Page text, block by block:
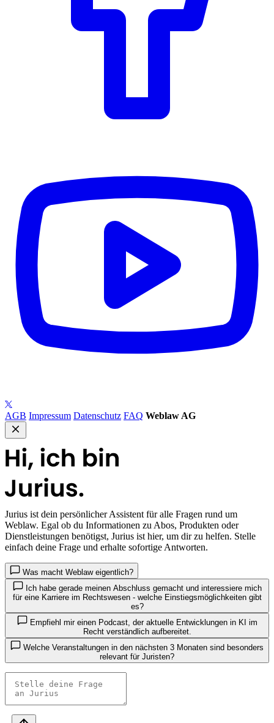
AGB Impressum Datenschutz FAQ Weblaw AG
Jurius ist dein persönlicher Assistent für alle Fragen rund um
Weblaw. Egal ob du Informationen zu Abos, Produkten oder
Dienstleistungen benötigst, Jurius ist hier, um dir zu helfen. Stelle
einfach deine Frage und erhalte sofortige Antworten.
Was macht Weblaw eigentlich?
Ich habe gerade meinen Abschluss gemacht und interessiere mich
für eine Karriere im Rechtswesen - welche Einstiegsmöglichkeiten gibt
es?
Empfiehl mir einen Podcast, der aktuelle Entwicklungen in KI im
Recht verständlich aufbereitet.
relevant für Juristen?